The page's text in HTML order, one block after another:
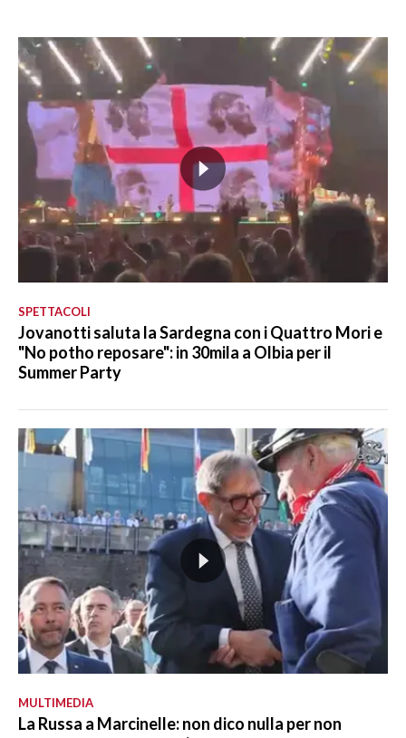
SPETTACOLI
Jovanotti saluta la Sardegna con i Quattro Mori e
"No potho reposare": in 30mila a Olbia per il
Summer Party
MULTIMEDIA
La Russa a Marcinelle: non dico nulla per non